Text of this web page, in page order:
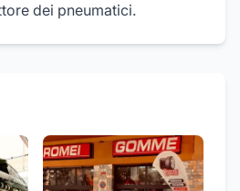
dei pneumatici.